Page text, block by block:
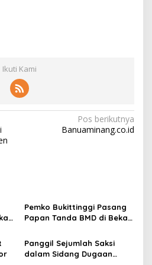
Ikuti Kami
Pos berikutnya
Banuaminang.co.id
Pemko Bukittinggi Pasang
Papan Tanda BMD di Bekas
Panggil Sejumlah Saksi
dalam Sidang Dugaan